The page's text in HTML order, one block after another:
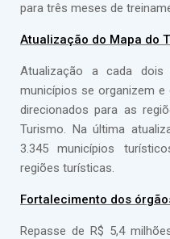
para três meses de
Atualização do Mapa do
Atualização a cada
municípios se organizem
direcionados para as
Turismo. Na última
3.345 municípios
regiões turísticas.
Fortalecimento dos
Repasse de R$ 5,4